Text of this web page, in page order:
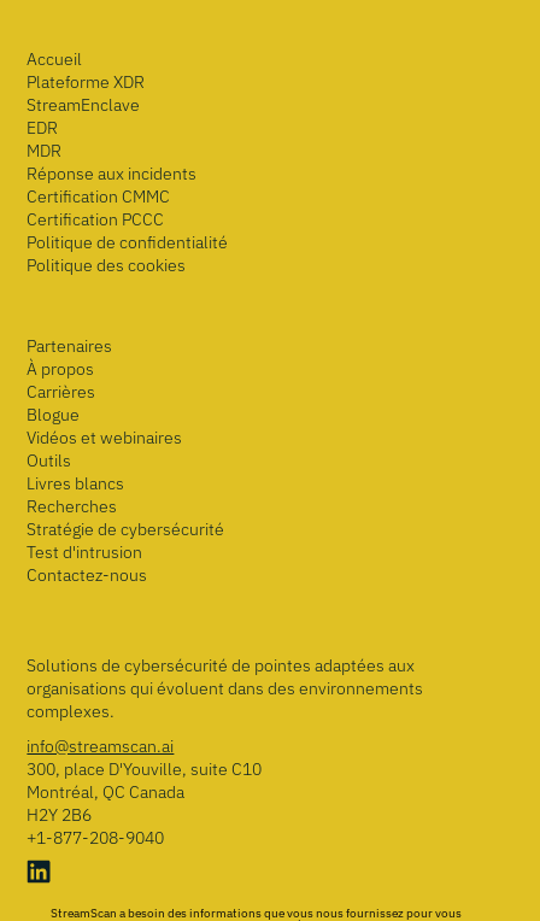
Accueil
Plateforme XDR
StreamEnclave
EDR
MDR
Réponse aux incidents
Certification CMMC
Certification PCCC
Politique de confidentialité
Politique des cookies
Partenaires
À propos
Carrières
Blogue
Vidéos et webinaires
Outils
Livres blancs
Recherches
Stratégie de cybersécurité
Test d'intrusion
Contactez-nous
Solutions de cybersécurité de pointes adaptées aux
organisations qui évoluent dans des environnements
complexes.
info@streamscan.ai
300, place D'Youville, suite C10
Montréal, QC Canada
H2Y 2B6
+1-877-208-9040
StreamScan a besoin des informations que vous nous fournissez pour vous